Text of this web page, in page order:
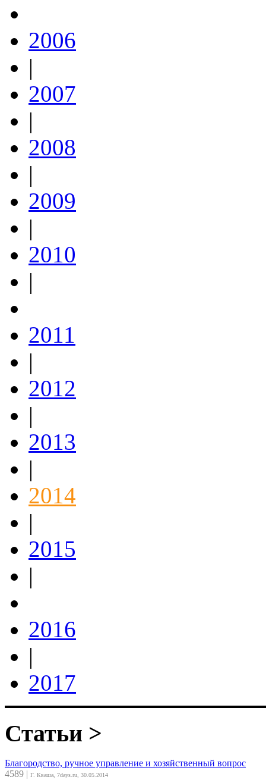
2006
|
2007
|
2008
|
2009
|
2010
|
2011
|
2012
|
2013
|
2014
|
2015
|
2016
|
2017
Статьи >
Благородство, ручное управление и хозяйственный вопрос
4589 | Г. Кваша, 7days.ru, 30.05.2014